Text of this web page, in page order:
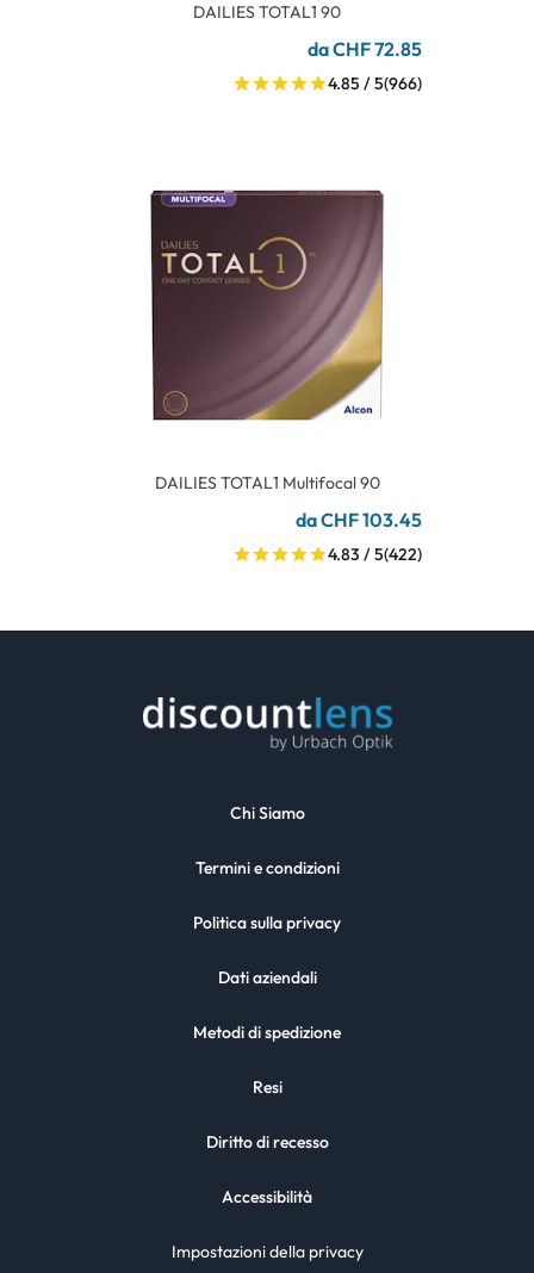
DAILIES TOTAL1 90
da CHF 72.85
4.85 / 5(966)
DAILIES TOTAL1 Multifocal 90
da CHF 103.45
4.83 / 5(422)
Chi Siamo
Termini e condizioni
Politica sulla privacy
Dati aziendali
Metodi di spedizione
Resi
Diritto di recesso
Accessibilità
Impostazioni della privacy